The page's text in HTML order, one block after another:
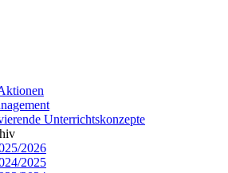
Unterrichtskonzepte
2026
2025